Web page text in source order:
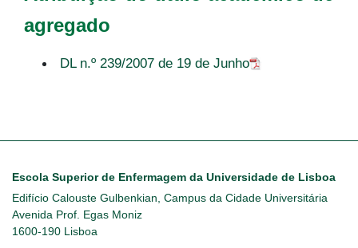
agregado
DL n.º 239/2007 de 19 de Junho
Escola Superior de Enfermagem da Universidade de Lisboa
Edifício Calouste Gulbenkian, Campus da Cidade Universitária
Avenida Prof. Egas Moniz
1600-190 Lisboa